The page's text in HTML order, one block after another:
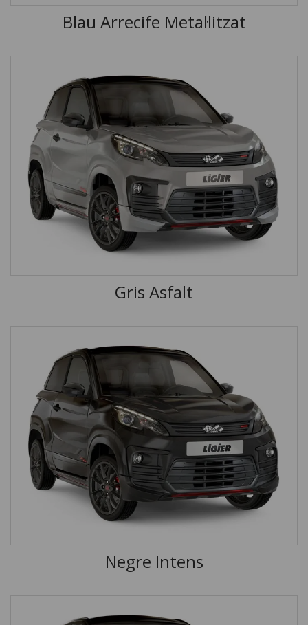
Blau Arrecife Metal·litzat
Gris Asfalt
Negre Intens